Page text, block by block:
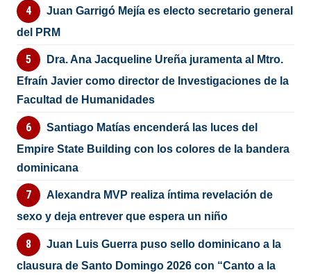
Juan Garrigó Mejía es electo secretario general
del PRM
Dra. Ana Jacqueline Ureña juramenta al Mtro.
Efraín Javier como director de Investigaciones de la
Facultad de Humanidades
Santiago Matías encenderá las luces del
Empire State Building con los colores de la bandera
dominicana
Alexandra MVP realiza íntima revelación de
sexo y deja entrever que espera un niño
Juan Luis Guerra puso sello dominicano a la
clausura de Santo Domingo 2026 con “Canto a la